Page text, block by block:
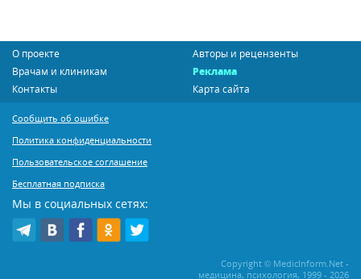
О проекте
Авторы и рецензенты
Врачам и клиникам
Реклама
Контакты
Карта сайта
Сообщить об ошибке
Политика конфиденциальности
Пользовательское соглашение
Бесплатная подписка
Мы в социальных сетях:
Copyright © MedicInform.Net -
медицина, психология, 1999 - 2026